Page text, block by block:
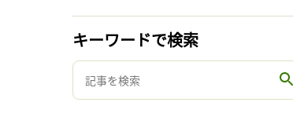
キーワードで検索